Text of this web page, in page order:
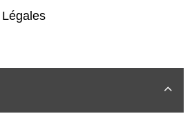
